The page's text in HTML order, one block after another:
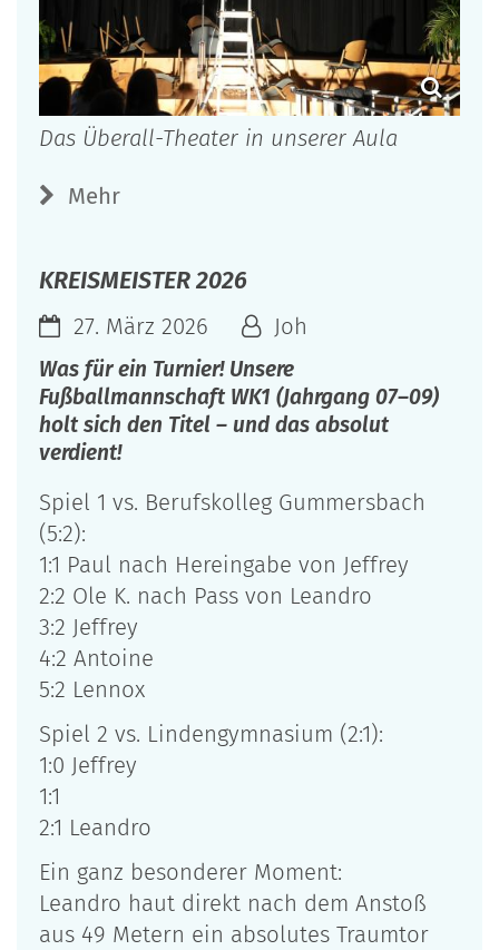
Das Überall-Theater in unserer Aula
Mehr
KREISMEISTER 2026
27. März 2026 Joh
Was für ein Turnier! Unsere
Fußballmannschaft WK1 (Jahrgang 07–09)
holt sich den Titel – und das absolut
verdient!
Spiel 1 vs. Berufskolleg Gummersbach
(5:2):
1:1 Paul nach Hereingabe von Jeffrey
2:2 Ole K. nach Pass von Leandro
3:2 Jeffrey
4:2 Antoine
5:2 Lennox
Spiel 2 vs. Lindengymnasium (2:1):
1:0 Jeffrey
1:1
2:1 Leandro
Ein ganz besonderer Moment:
Leandro haut direkt nach dem Anstoß
aus 49 Metern ein absolutes Traumtor